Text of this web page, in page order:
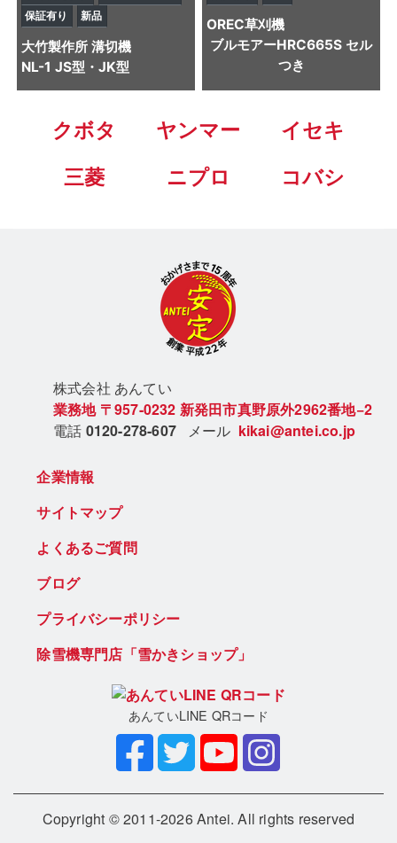
保証有り
新品
大竹製作所 溝切機
NL-1 JS型・JK型
OREC草刈機
ブルモアーHRC665S セル
つき
クボタ ヤンマー
イセキ
三菱
ニプロ コバシ
株式会社 あんてい
業務地 〒957-0232 新発田市真野原外2962番地−2
電話 0120-278-607 メール kikai@antei.co.jp
企業情報
サイトマップ
よくあるご質問
ブログ
プライバシーポリシー
除雪機専門店「雪かきショップ」
あんていLINE QRコード
Copyright © 2011-2026 Antei. All rights reserved